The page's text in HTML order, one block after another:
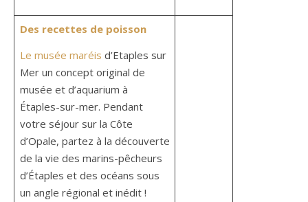
Des recettes de poisson
Le musée maréis d’Etaples sur
Mer un concept original de
musée et d’aquarium à
Étaples-sur-mer. Pendant
votre séjour sur la Côte
d’Opale, partez à la découverte
de la vie des marins-pêcheurs
d’Étaples et des océans sous
un angle régional et inédit !